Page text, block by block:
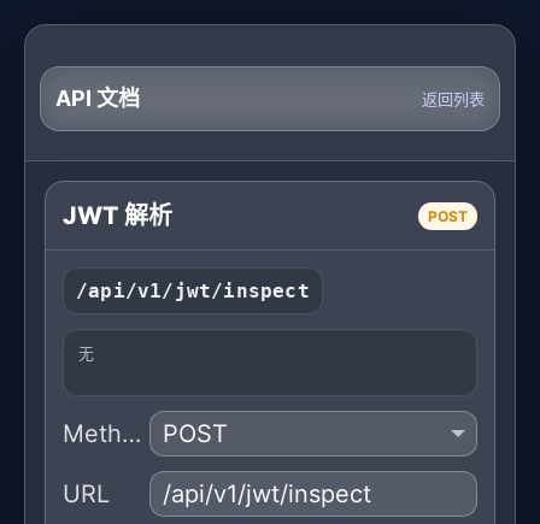
API 文档 返回列表
JWT 解析 POST
/api/v1/jwt/inspect
无
Method
URL